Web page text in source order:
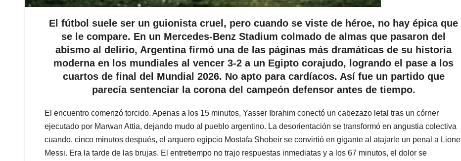
El fútbol suele ser un guionista cruel, pero cuando se viste de héroe, no hay épica que
se le compare. En un Mercedes-Benz Stadium colmado de almas que pasaron del
abismo al delirio, Argentina firmó una de las páginas más dramáticas de su historia
moderna en los mundiales al vencer 3-2 a un Egipto corajudo, logrando el pase a los
cuartos de final del Mundial 2026. No apto para cardíacos. Así fue un partido que
parecía sentenciar la corona del campeón defensor antes de tiempo.
El encuentro comenzó torcido. Apenas a los 15 minutos, Yasser Ibrahim conectó un cabezazo letal tras un córner
ejecutado por Marwan Attia, dejando mudo al pueblo argentino. La desorientación se transformó en angustia colectiva
cuando, cinco minutos después, el arquero egipcio Mostafa Shobeir se convirtió en gigante al atajarle un penal a Lionel
Messi. Era la tarde de las brujas. El entretiempo no trajo respuestas inmediatas y a los 67 minutos, el dolor se